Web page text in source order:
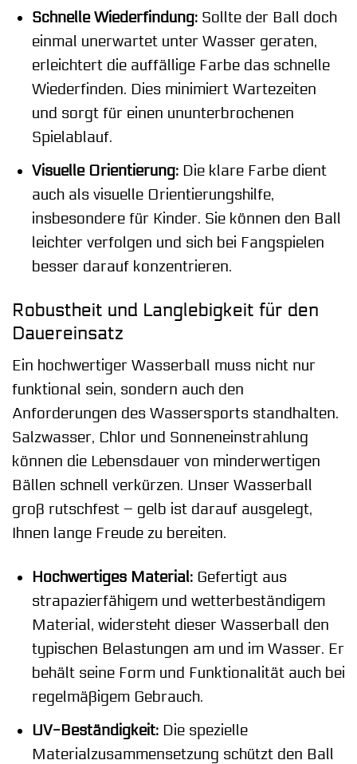
Schnelle Wiederfindung:Sollte der Ball doch
einmal unerwartet unter Wasser geraten,
erleichtert die auffällige Farbe das schnelle
Wiederfinden. Dies minimiert Wartezeiten
und sorgt für einen ununterbrochenen
Spielablauf.
Visuelle Orientierung:Die klare Farbe dient
auch als visuelle Orientierungshilfe,
insbesondere für Kinder. Sie können den Ball
leichter verfolgen und sich bei Fangspielen
besser darauf konzentrieren.
Robustheit und Langlebigkeit für den
Dauereinsatz
Ein hochwertiger Wasserball muss nicht nur
funktional sein, sondern auch den
Anforderungen des Wassersports standhalten.
Salzwasser, Chlor und Sonneneinstrahlung
können die Lebensdauer von minderwertigen
Bällen schnell verkürzen. Unser Wasserball
groß rutschfest – gelb ist darauf ausgelegt,
Ihnen lange Freude zu bereiten.
Hochwertiges Material:Gefertigt aus
strapazierfähigem und wetterbeständigem
Material, widersteht dieser Wasserball den
typischen Belastungen am und im Wasser. Er
behält seine Form und Funktionalität auch bei
regelmäßigem Gebrauch.
UV-Beständigkeit:Die spezielle
Materialzusammensetzung schützt den Ball